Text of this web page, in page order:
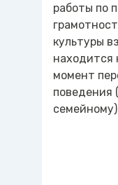
работы по
культуры
находится
момент
поведения